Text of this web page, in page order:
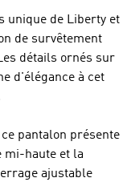
unique de Liberty et
de survêtement
détails ornés sur
d'élégance à cet
pantalon présente
mi-haute et la
ajustable